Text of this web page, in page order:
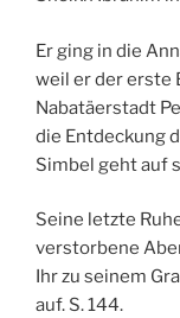
Er ging in die
weil er der erste
Nabatäerstadt
die Entdeckung
Simbel geht auf
Seine letzte
verstorbene
Ihr zu seinem
auf. S. 144.